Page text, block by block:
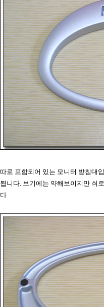
따로 포함되어 있는 모니터 받침대
됩니다. 보기에는 약해보이지만 쇠
다.